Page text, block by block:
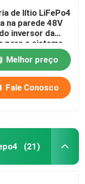
de lítio LiFePo4
na parede 48V
inversor da
para o sistema
solares
Melhor preço
Fale Conosco
(21)